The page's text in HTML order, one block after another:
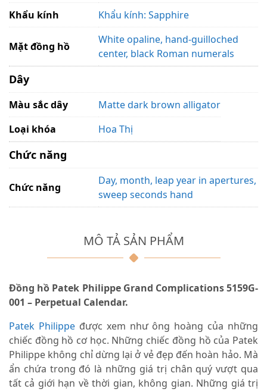
MÔ TẢ SẢN PHẨM
Đồng hồ Patek Philippe Grand Complications 5159G-
001 – Perpetual Calendar.
Patek Philippeđược xem như ông hoàng của những
chiếc đồng hồ cơ học. Những chiếc đồng hồ của Patek
Philippe không chỉ dừng lại ở vẻ đẹp đến hoàn hảo. Mà
ẩn chứa trong đó là những giá trị chân quý vượt qua
tất cả giới hạn về thời gian, không gian. Những giá trị
Khẩu kính
Khẩu kính: Sapphire
Mặt đồng hồ
White opaline, hand-guilloched
center, black Roman numerals
Dây
Màu sắc dây
Matte dark brown alligator
Loại khóa
Hoa Thị
Chức năng
Chức năng
Day, month, leap year in apertures,
sweep seconds hand